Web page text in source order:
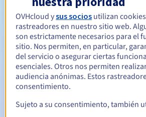
Período de renovación
Período de redención
Notificaciones automáticas:
OVHcloud ysus socios utilizan
rastreadores en nuestro sitio web.
son estrictamente necesarios para el
sitio. Nos permiten, en particular,
del servicio o asegurar ciertas
esenciales. Otros nos permiten
audiencia anónimas. Estos
consentimiento.
Sujeto a su consentimiento, también